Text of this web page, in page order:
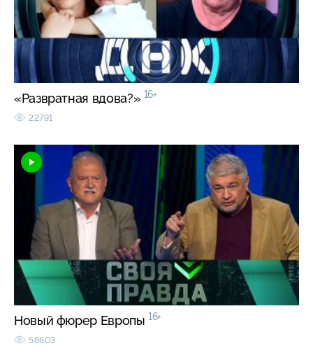
«Развратная вдова?» 16+
22791
Новый фюрер Европы 16+
58603